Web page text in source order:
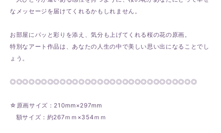
なメッセージを届けてくれるかもしれません。
お部屋にパッと彩りを添え、気分も上げてくれる桜の花の原画。
特別なアート作品は、あなたの人生の中で美しい思い出になることでし
ょう。
◎◎◎◎◎◎◎◎◎◎◎◎◎◎◎◎◎◎◎◎◎◎◎◎◎◎◎◎◎◎
☆原画サイズ：210mm×297mm
額サイズ：約267ｍｍ×354ｍｍ